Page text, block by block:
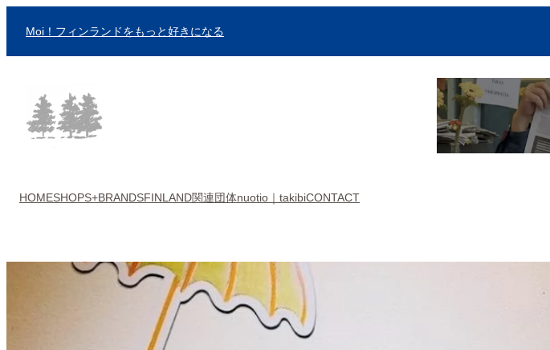
を
Moi！フィンランドをもっと好きになる
HOMESHOPS+BRANDSFINLAND関連団体nuotio｜takibiCONTACT